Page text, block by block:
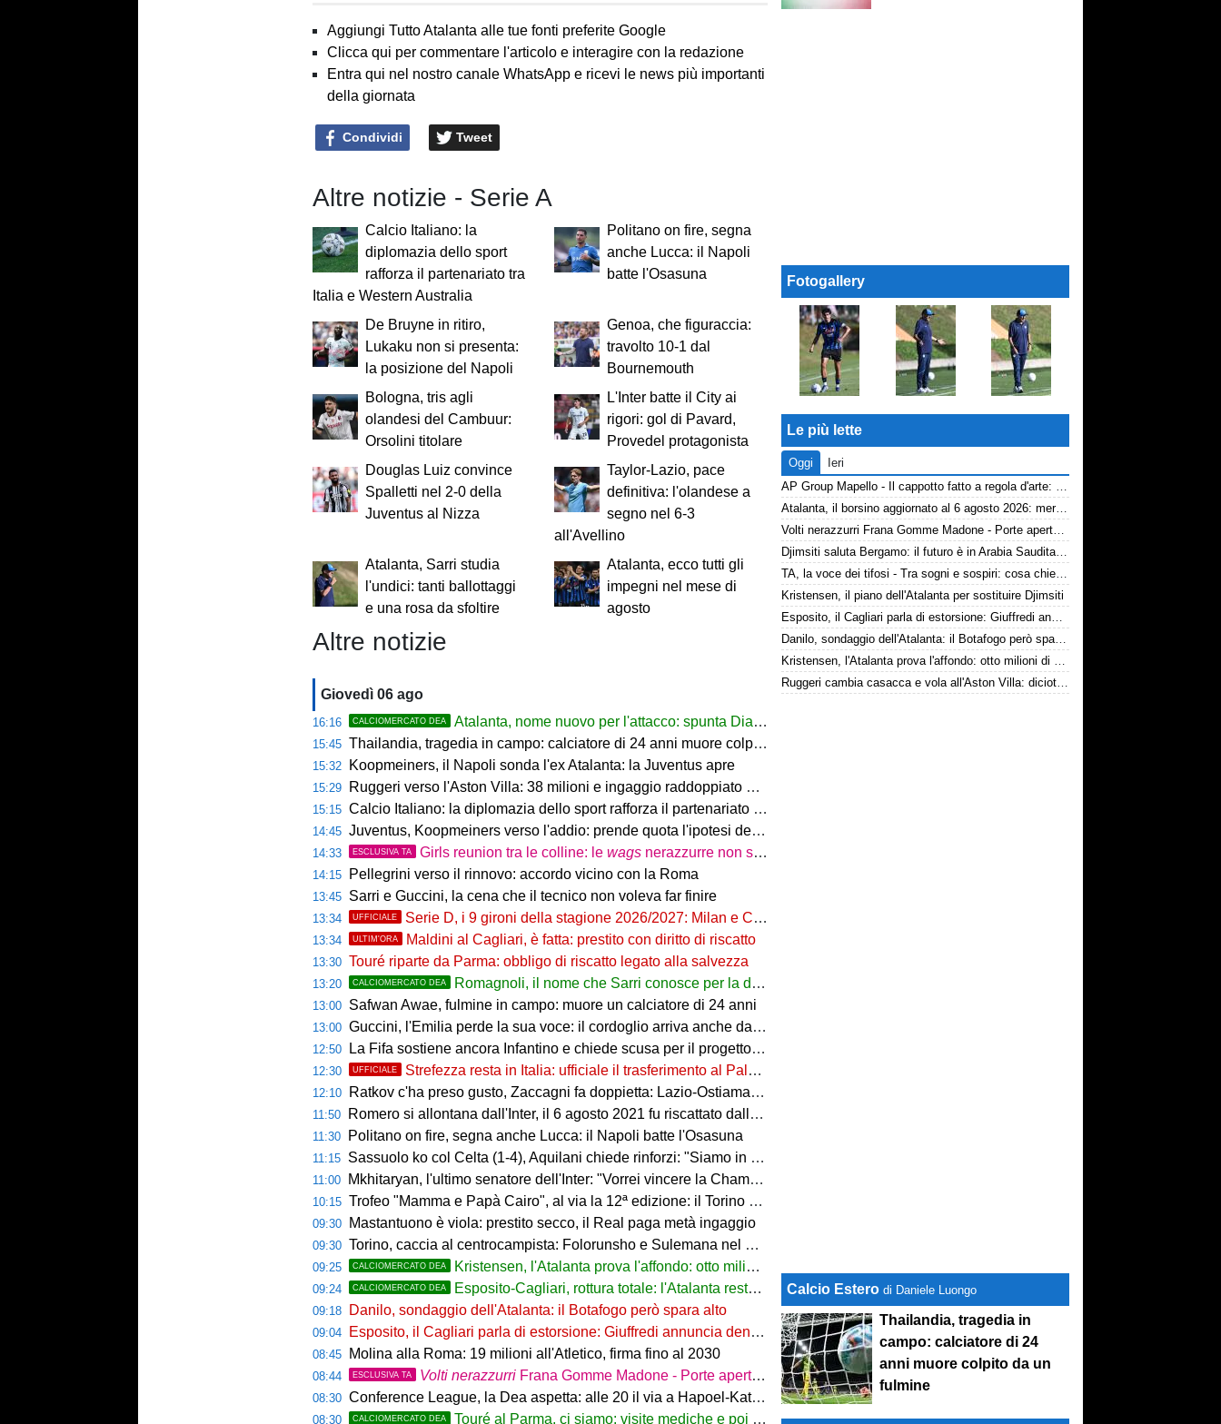
Aggiungi Tutto Atalanta alle tue fonti preferite Google
Clicca qui per commentare l'articolo e interagire con la redazione
Entra qui nel nostro canale WhatsApp e ricevi le news più importanti
della giornata
Condividi Tweet
Altre notizie - Serie A
Calcio Italiano: la
diplomazia dello sport
rafforza il partenariato tra
Italia e Western Australia
Politano on fire, segna
anche Lucca: il Napoli
batte l'Osasuna
De Bruyne in ritiro,
Lukaku non si presenta:
la posizione del Napoli
Genoa, che figuraccia:
travolto 10-1 dal
Bournemouth
Bologna, tris agli
olandesi del Cambuur:
Orsolini titolare
L'Inter batte il City ai
rigori: gol di Pavard,
Provedel protagonista
Douglas Luiz convince
Spalletti nel 2-0 della
Juventus al Nizza
Taylor-Lazio, pace
definitiva: l'olandese a
segno nel 6-3
all'Avellino
Atalanta, Sarri studia
l'undici: tanti ballottaggi
e una rosa da sfoltire
Atalanta, ecco tutti gli
impegni nel mese di
agosto
Altre notizie
Giovedì 06 ago
16:16 CALCIOMERCATO DEA Atalanta, nome nuovo per l'attacco: spunta Diao del Como
15:45 Thailandia, tragedia in campo: calciatore di 24 anni muore colpito da un fulmine
15:32 Koopmeiners, il Napoli sonda l'ex Atalanta: la Juventus apre
15:29 Ruggeri verso l'Aston Villa: 38 milioni e ingaggio raddoppiato a 5 Mln a stagione
15:15 Calcio Italiano: la diplomazia dello sport rafforza il partenariato tra Italia e Western Australia
14:45 Juventus, Koopmeiners verso l'addio: prende quota l'ipotesi del prestito
14:33 ESCLUSIVA TA Girls reunion tra le colline: lewags nerazzurre non si perdono di vista
14:15 Pellegrini verso il rinnovo: accordo vicino con la Roma
13:45 Sarri e Guccini, la cena che il tecnico non voleva far finire
13:34 UFFICIALE Serie D, i 9 gironi della stagione 2026/2027: Milan e Chievo nel B, le bergamasche...
13:34 ULTIM'ORA Maldini al Cagliari, è fatta: prestito con diritto di riscatto
13:30 Touré riparte da Parma: obbligo di riscatto legato alla salvezza
13:20 CALCIOMERCATO DEA Romagnoli, il nome che Sarri conosce per la difesa nerazzurra
13:00 Safwan Awae, fulmine in campo: muore un calciatore di 24 anni
13:00 Guccini, l'Emilia perde la sua voce: il cordoglio arriva anche dal pallone
12:50 La Fifa sostiene ancora Infantino e chiede scusa per il progetto FFE
12:30 UFFICIALE Strefezza resta in Italia: ufficiale il trasferimento al Palermo
12:10 Ratkov c'ha preso gusto, Zaccagni fa doppietta: Lazio-Ostiamare 4-0
11:50 Romero si allontana dall'Inter, il 6 agosto 2021 fu riscattato dalla Dea
11:30 Politano on fire, segna anche Lucca: il Napoli batte l'Osasuna
11:15 Sassuolo ko col Celta (1-4), Aquilani chiede rinforzi: "Siamo in difficoltà"
11:00 Mkhitaryan, l'ultimo senatore dell'Inter: "Vorrei vincere la Champions"
10:15 Trofeo "Mamma e Papà Cairo", al via la 12ª edizione: il Torino sogna il poker
09:30 Mastantuono è viola: prestito secco, il Real paga metà ingaggio
09:30 Torino, caccia al centrocampista: Folorunsho e Sulemana nel mirino
09:25 CALCIOMERCATO DEA Kristensen, l'Atalanta prova l'affondo: otto milioni di distanza
09:24 CALCIOMERCATO DEA Esposito-Cagliari, rottura totale: l'Atalanta resta alla finestra
09:18 Danilo, sondaggio dell'Atalanta: il Botafogo però spara alto
09:04 Esposito, il Cagliari parla di estorsione: Giuffredi annuncia denuncia
08:45 Molina alla Roma: 19 milioni all'Atletico, firma fino al 2030
08:44 ESCLUSIVA TA Volti nerazzurri Frana Gomme Madone - Porte aperte alla New Balance Arena: i volti dei tifosi della Dea
08:30 Conference League, la Dea aspetta: alle 20 il via a Hapoel-Katowice
08:30 CALCIOMERCATO DEA Touré al Parma, ci siamo: visite mediche e poi la firma
Fotogallery
Le più lette
Oggi
Ieri
AP Group Mapello - Il cappotto fatto a regola d'arte: qualità certificata ICMQ
Atalanta, il borsino aggiornato al 6 agosto 2026: mercato in entrata ancora in stand-by. Si lavora sulle cessioni
Volti nerazzurri Frana Gomme Madone - Porte aperte alla New Balance Arena: i volti dei tifosi della Dea
Djimsiti saluta Bergamo: il futuro è in Arabia Saudita! Tre milioni e firma biennale
TA, la voce dei tifosi - Tra sogni e sospiri: cosa chiedono davvero i tifosi dell'Atalanta
Kristensen, il piano dell'Atalanta per sostituire Djimsiti
Esposito, il Cagliari parla di estorsione: Giuffredi annuncia denuncia
Danilo, sondaggio dell'Atalanta: il Botafogo però spara alto
Kristensen, l'Atalanta prova l'affondo: otto milioni di distanza
Ruggeri cambia casacca e vola all'Aston Villa: diciotto milioni più bonus
Calcio Estero di Daniele Luongo
Thailandia, tragedia in
campo: calciatore di 24
anni muore colpito da un
fulmine